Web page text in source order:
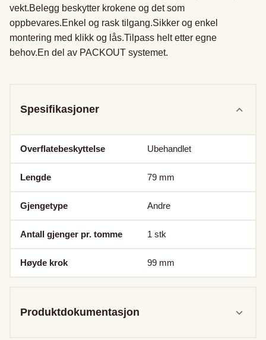
vekt.Belegg beskytter krokene og det som
oppbevares.Enkel og rask tilgang.Sikker og enkel
montering med klikk og lås.Tilpass helt etter egne
behov.En del av PACKOUT systemet.
Spesifikasjoner
Overflatebeskyttelse Ubehandlet
Lengde 79 mm
Gjengetype Andre
Antall gjenger pr. tomme 1 stk
Høyde krok 99 mm
Produktdokumentasjon